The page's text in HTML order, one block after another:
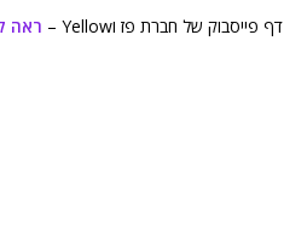
דף פייסבוק של חברת פז וYellow – ראה